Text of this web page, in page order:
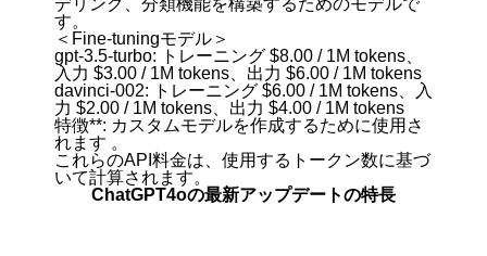
デリング、分類機能を構築するためのモデルで
す。
＜Fine-tuningモデル＞
gpt-3.5-turbo: トレーニング $8.00 / 1M tokens、
入力 $3.00 / 1M tokens、出力 $6.00 / 1M tokens
davinci-002: トレーニング $6.00 / 1M tokens、入
力 $2.00 / 1M tokens、出力 $4.00 / 1M tokens
特徴**: カスタムモデルを作成するために使用さ
れます 。
これらのAPI料金は、使用するトークン数に基づ
いて計算されます。
ChatGPT4oの最新アップデートの特長